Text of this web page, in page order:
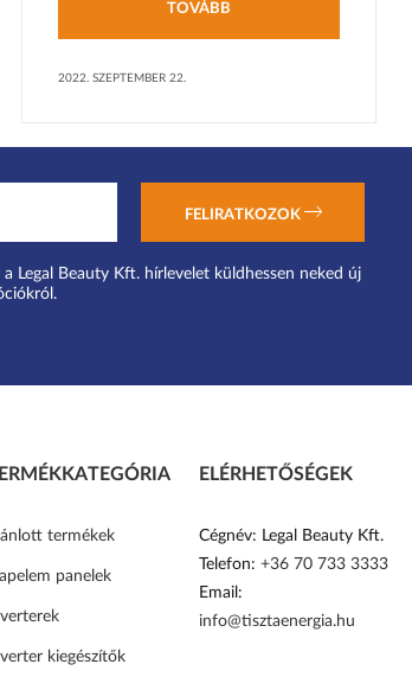
TOVÁBB
2022. SZEPTEMBER 22.
FELIRATKOZOK
Legal Beauty Kft. hírlevelet küldhessen neked új
termékek
panelek
kiegészítők
ELÉRHETŐSÉGEK
Cégnév: Legal Beauty Kft.
Telefon: +36 70 733 3333
Email:
info@tisztaenergia.hu